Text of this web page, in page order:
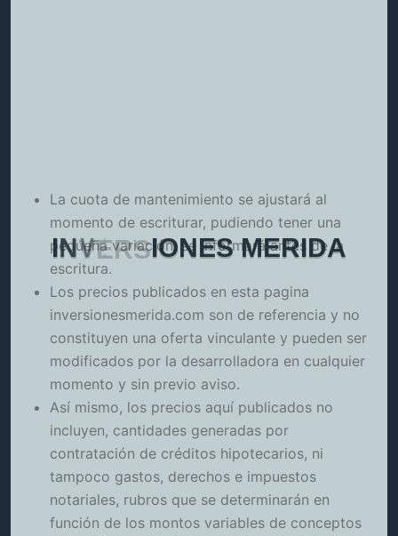
INVERSIONES MERIDA
La cuota de mantenimiento se ajustará al
momento de escriturar, pudiendo tener una
pequeña variación, se informará antes de la
escritura.
Los precios publicados en esta pagina
inversionesmerida.com son de referencia y no
constituyen una oferta vinculante y pueden ser
modificados por la desarrolladora en cualquier
momento y sin previo aviso.
Así mismo, los precios aquí publicados no
incluyen, cantidades generadas por
contratación de créditos hipotecarios, ni
tampoco gastos, derechos e impuestos
notariales, rubros que se determinarán en
función de los montos variables de conceptos